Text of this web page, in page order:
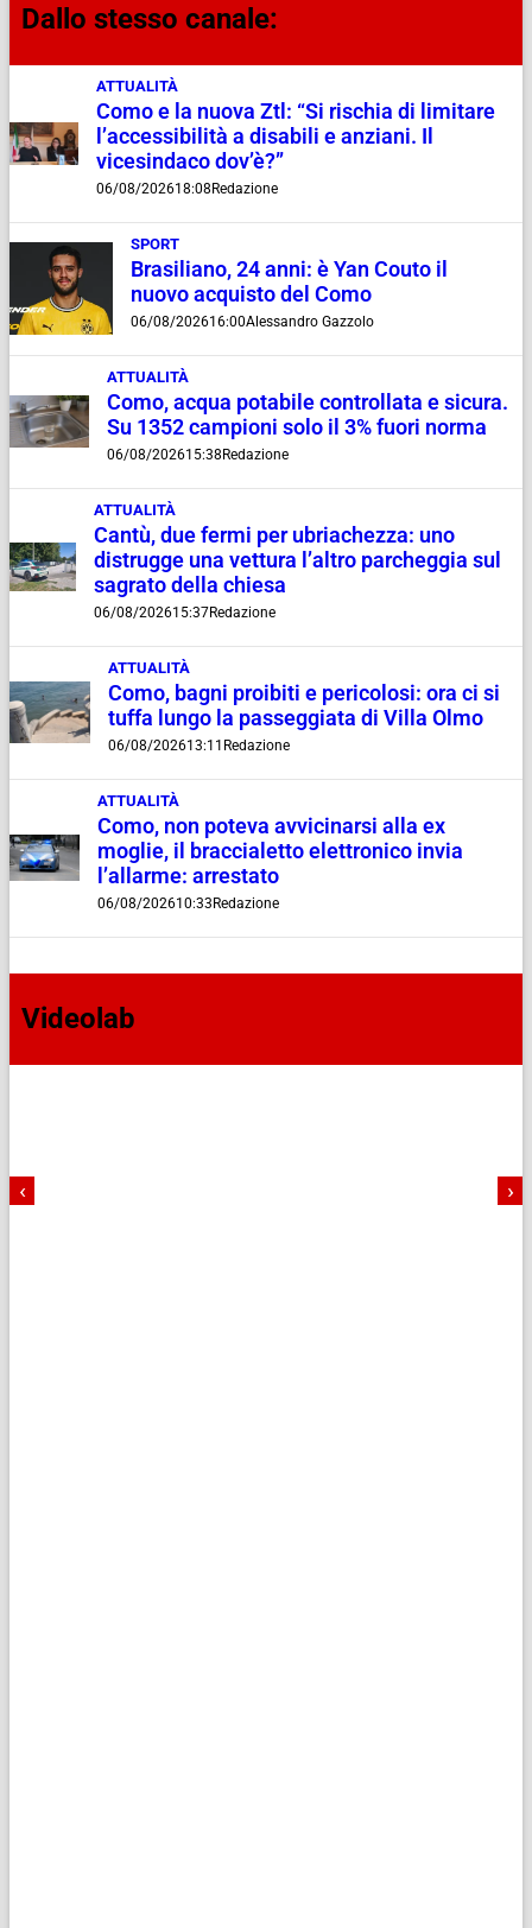
Dallo stesso canale:
ATTUALITÀ
Como e la nuova Ztl: “Si rischia di limitare
l’accessibilità a disabili e anziani. Il
vicesindaco dov’è?”
06/08/202618:08Redazione
SPORT
Brasiliano, 24 anni: è Yan Couto il
nuovo acquisto del Como
06/08/202616:00Alessandro Gazzolo
ATTUALITÀ
Como, acqua potabile controllata e sicura.
Su 1352 campioni solo il 3% fuori norma
06/08/202615:38Redazione
ATTUALITÀ
Cantù, due fermi per ubriachezza: uno
distrugge una vettura l’altro parcheggia sul
sagrato della chiesa
06/08/202615:37Redazione
ATTUALITÀ
Como, bagni proibiti e pericolosi: ora ci si
tuffa lungo la passeggiata di Villa Olmo
06/08/202613:11 Redazione
ATTUALITÀ
Como, non poteva avvicinarsi alla ex
moglie, il braccialetto elettronico invia
l’allarme: arrestato
06/08/202610:33Redazione
Videolab
‹ ›